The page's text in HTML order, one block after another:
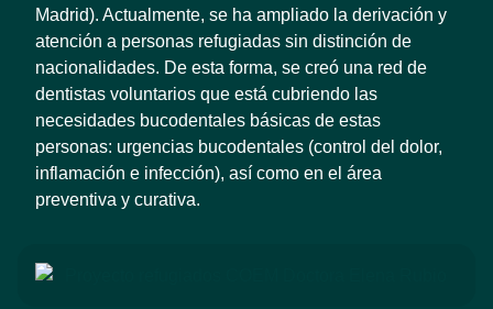
Madrid). Actualmente, se ha ampliado la derivación y
atención a personas refugiadas sin distinción de
nacionalidades. De esta forma, se creó una red de
dentistas voluntarios que está cubriendo las
necesidades bucodentales básicas de estas
personas: urgencias bucodentales (control del dolor,
inflamación e infección), así como en el área
preventiva y curativa.